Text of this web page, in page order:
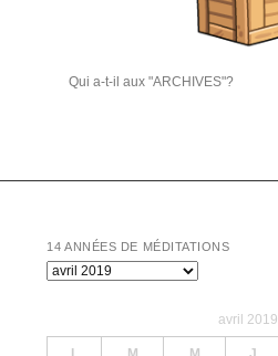
Qui a-t-il aux "ARCHIVES"?
14 ANNÉES DE MÉDITATIONS
14
Méditations
avril 2019